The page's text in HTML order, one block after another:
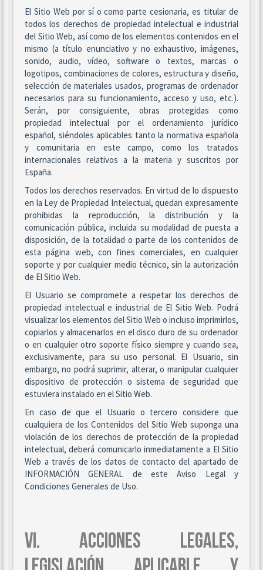
El Sitio Web por sí o como parte cesionaria, es titular de
todos los derechos de propiedad intelectual e industrial
del Sitio Web, así como de los elementos contenidos en el
mismo (a título enunciativo y no exhaustivo, imágenes,
sonido, audio, vídeo, software o textos, marcas o
logotipos, combinaciones de colores, estructura y diseño,
selección de materiales usados, programas de ordenador
necesarios para su funcionamiento, acceso y uso, etc.).
Serán, por consiguiente, obras protegidas como
propiedad intelectual por el ordenamiento jurídico
español, siéndoles aplicables tanto la normativa española
y comunitaria en este campo, como los tratados
internacionales relativos a la materia y suscritos por
España.
Todos los derechos reservados. En virtud de lo dispuesto
en la Ley de Propiedad Intelectual, quedan expresamente
prohibidas la reproducción, la distribución y la
comunicación pública, incluida su modalidad de puesta a
disposición, de la totalidad o parte de los contenidos de
esta página web, con fines comerciales, en cualquier
soporte y por cualquier medio técnico, sin la autorización
de El Sitio Web.
El Usuario se compromete a respetar los derechos de
propiedad intelectual e industrial de El Sitio Web. Podrá
visualizar los elementos del Sitio Web o incluso imprimirlos,
copiarlos y almacenarlos en el disco duro de su ordenador
o en cualquier otro soporte físico siempre y cuando sea,
exclusivamente, para su uso personal. El Usuario, sin
embargo, no podrá suprimir, alterar, o manipular cualquier
dispositivo de protección o sistema de seguridad que
estuviera instalado en el Sitio Web.
En caso de que el Usuario o tercero considere que
cualquiera de los Contenidos del Sitio Web suponga una
violación de los derechos de protección de la propiedad
intelectual, deberá comunicarlo inmediatamente a El Sitio
Web a través de los datos de contacto del apartado de
INFORMACIÓN GENERAL de este Aviso Legal y
Condiciones Generales de Uso.
VI. ACCIONES LEGALES,